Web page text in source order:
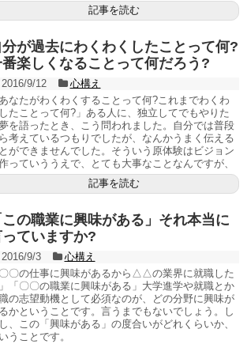
記事を読む
分が過去にわくわくしたことって何?
楽しくなることって何だろう?
2016/9/12
心構え
あなたがわくわくすることって何?これまでわくわ
たことって何?」ある人に、独立してでもやりた
を語ったとき、こう問われました。自分では普段
考えているつもりでしたが、なんかうまく伝える
ができませんでした。そういう原体験はビジョン
っていううえで、とても大事なことなんですが、
記事を読む
この職業に興味がある」それ本当に
ていますか?
2016/9/3
心構え
〇〇の仕事に興味があるから△△の業界に就職した
「〇〇の職業に興味がある」大学進学や就職とか
の志望動機として必須なのが、どの分野に興味が
かということです。言うまでもないでしょう。し
、この「興味がある」の度合いがどれくらいか、
うことです。